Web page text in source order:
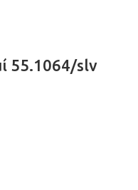
55.1064/slv